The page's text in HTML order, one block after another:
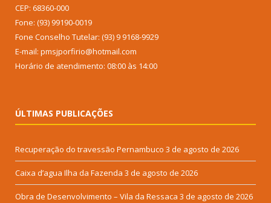
CEP: 68360-000
Fone: (93) 99190-0019
Fone Conselho Tutelar: (93) 9 9168-9929
E-mail: pmsjporfirio@hotmail.com
Horário de atendimento: 08:00 às 14:00
ÚLTIMAS PUBLICAÇÕES
Recuperação do travessão Pernambuco 3 de agosto de 2026
Caixa d’agua Ilha da Fazenda 3 de agosto de 2026
Obra de Desenvolvimento – Vila da Ressaca 3 de agosto de 2026